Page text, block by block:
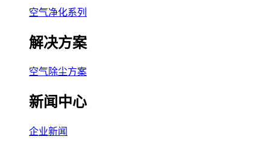
空气净化系列
解决方案
空气除尘方案
新闻中心
企业新闻